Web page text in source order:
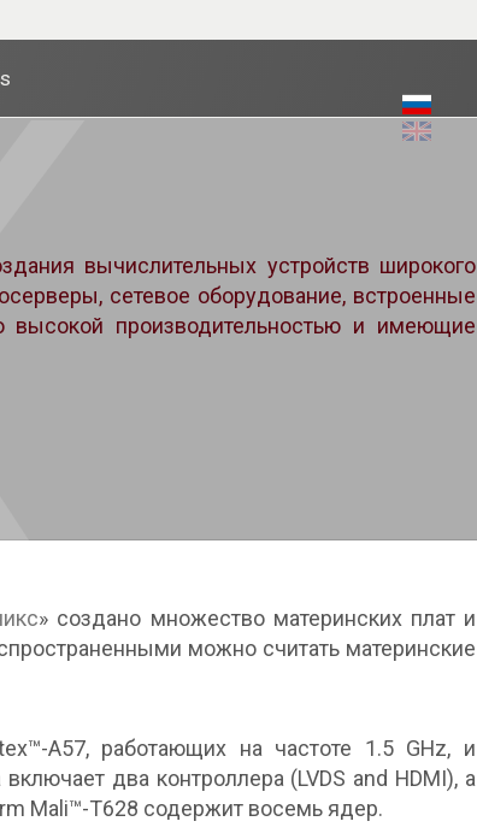
вычислительных устройств широкого
сетевое оборудование, встроенные
производительностью и имеющие
» создано множество материнских плат и
можно считать материнские
A57, работающих на частоте 1.5 GHz, и
два контроллера (LVDS and HDMI), а
Mali™-T628 содержит восемь ядер.